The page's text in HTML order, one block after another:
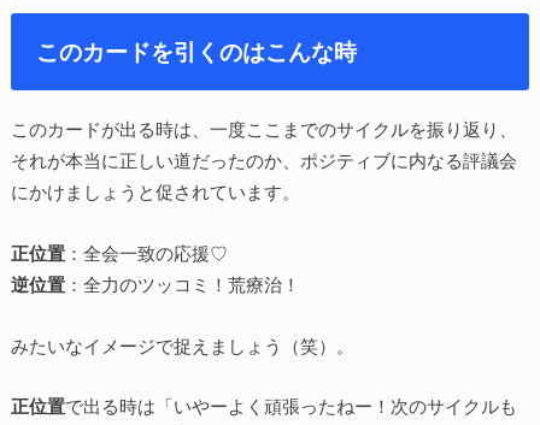
このカードを引くのはこんな時
このカードが出る時は、一度ここまでのサイクルを振り返り、
それが本当に正しい道だったのか、ポジティブに内なる評議会
にかけましょうと促されています。
正位置：全会一致の応援♡
逆位置：全力のツッコミ！荒療治！
みたいなイメージで捉えましょう（笑）。
正位置で出る時は「いやーよく頑張ったねー！次のサイクルも